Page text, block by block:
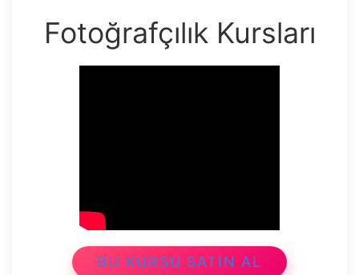
Fotoğrafçılık Kursları
BU KURSU SATIN AL